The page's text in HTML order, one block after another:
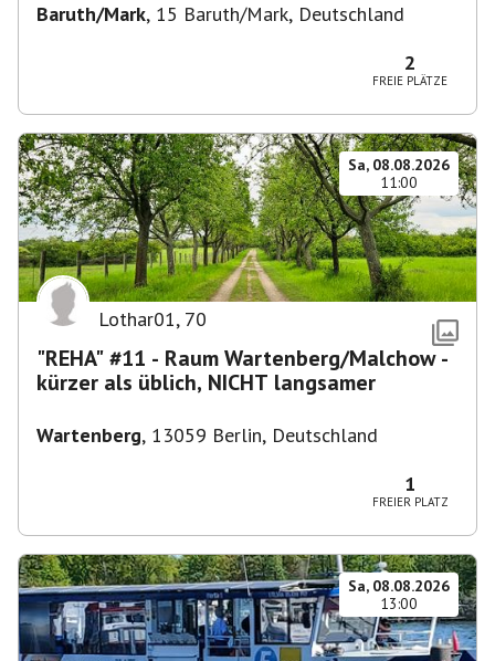
Baruth/Mark, 15 Baruth/Mark, Deutschland
2
FREIE PLÄTZE
Sa, 08.08.2026
11:00
Lothar01, 70
"REHA" #11 - Raum Wartenberg/Malchow -
kürzer als üblich, NICHT langsamer
Wartenberg, 13059 Berlin, Deutschland
1
FREIER PLATZ
Sa, 08.08.2026
13:00